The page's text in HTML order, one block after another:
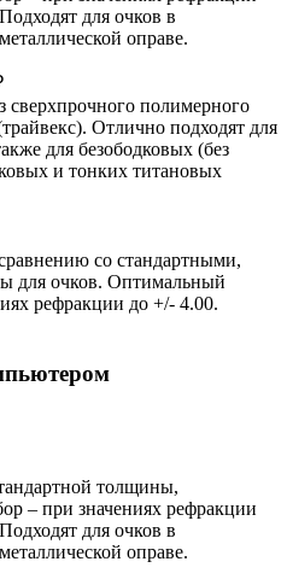
для очков в
оправе.
полимерного
Отлично подходят для
для безободковых (без
и тонких титановых
со стандартными,
для очков. Оптимальный
рефракции до +/- 4.00.
толщины,
– при значениях рефракции
для очков в
оправе.